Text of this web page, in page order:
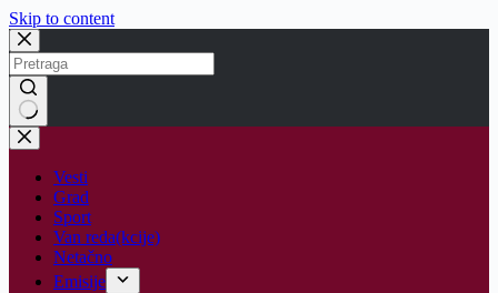
Skip to content
No
results
Vesti
Grad
Sport
Van reda(kcije)
Netačno
Emisije